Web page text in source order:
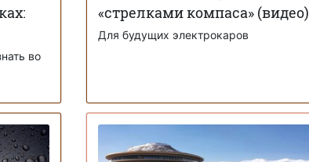
во
«стрелками компаса» (видео)
Для будущих электрокаров